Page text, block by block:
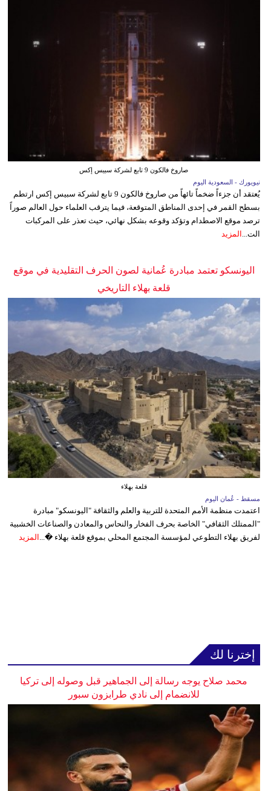
صاروخ فالكون 9 تابع لشركة سبيس إكس
نيويورك - السعودية اليوم
يُعتقد أن جزءاً ضخماً تائهاً من صاروخ فالكون 9 تابع لشركة سبيس إكس ارتطم
بسطح القمر في إحدى المناطق المتوقعة، فيما يترقب العلماء حول العالم صوراً
ترصد موقع الاصطدام وتؤكد وقوعه بشكل نهائي، حيث تعذر على المركبات
الت... المزيد
اليونسكو تعتمد مبادرة عُمانية لصون الحرف التقليدية في موقع
قلعة بهلاء التاريخي
قلعة بهلاء
مسقط - عُمان اليوم
اعتمدت منظمة الأمم المتحدة للتربية والعلم والثقافة "اليونسكو" مبادرة
"الممتلك الثقافي" الخاصة بحرف الفخار والنحاس والمعادن والصناعات الخشبية
لفريق بهلاء التطوعي لمؤسسة المجتمع المحلي بموقع قلعة بهلاء �... المزيد
إخترنا لك
محمد صلاح يوجه رسالة إلى الجماهير قبل وصوله إلى تركيا
للانضمام إلى نادي طرابزون سبور